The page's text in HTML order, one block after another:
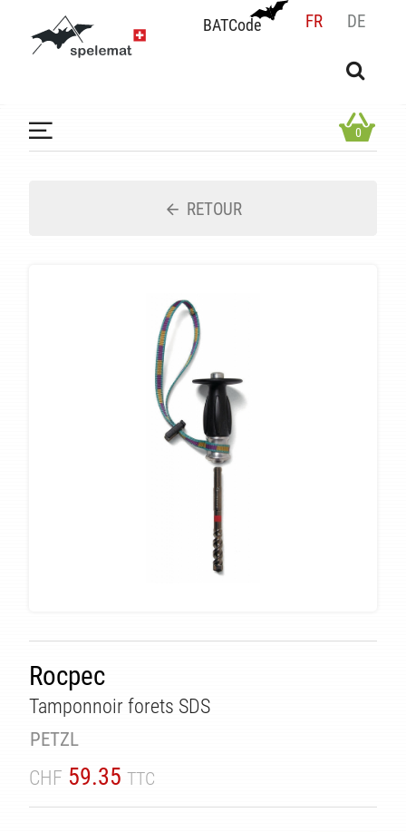
BATCode FR DE
BATCode
OK
0
RETOUR
Rocpec
Tamponnoir forets SDS
PETZL
CHF 59.35 TTC